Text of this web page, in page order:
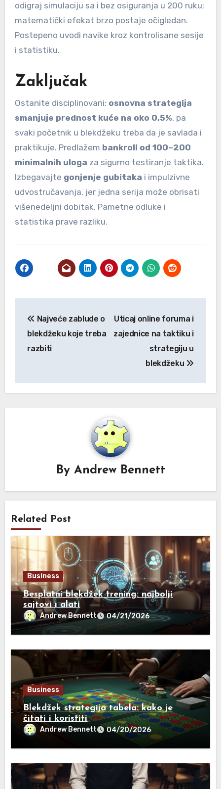
odigraj simulaciju sa i bez osiguranja u 200 ruku;
matematički efekat brzo postaje očigledan.
Postepeno uvodi navike kroz kontrolisane sesije
i statistiku.
Zaključak
Ostanite disciplinovani: osnovna strategija
smanjuje prednost kuće na oko 0,5%, pa
svaki početnik u blekdžeku treba da je savlada i
praktikuje. Predlažem bankroll od 100–200
minimalnih uloga za sigurno testiranje taktika.
Izbegavajte gonjenje gubitaka i impulzivne
udvostručavanja, jer jedna serija može obrisati
višenedeljni dobitak. Pametne odluke i
statistika prave razliku.
navigation
Najveće zablude o
blekdžeku koje treba
razbiti
Uticaj online foruma i
zajednice na taktiku i
strategiju u
blekdžeku
By Andrew Bennett
Related Post
Business
Besplatni blekdžek trening: najbolji
sajtovi i alati
Andrew Bennett 04/21/2026
Business
Blekdžek strategija tabela: kako je
čitati i koristiti
Andrew Bennett 04/20/2026